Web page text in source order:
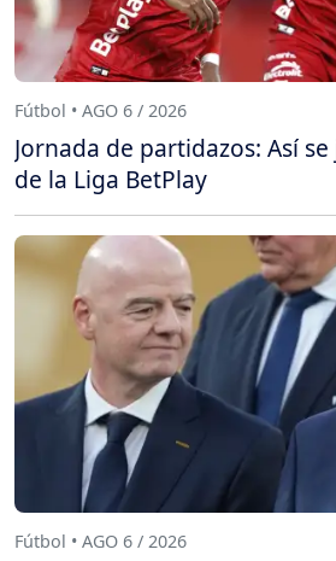
Fútbol • AGO 6 / 2026
Jornada de partidazos: Así
de la Liga BetPlay
Fútbol • AGO 6 / 2026